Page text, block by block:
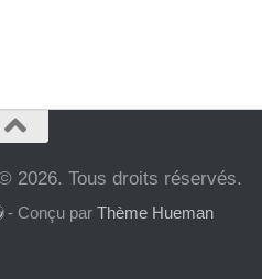
2026. Tous droits réservés.
- Conçu parThème Hueman